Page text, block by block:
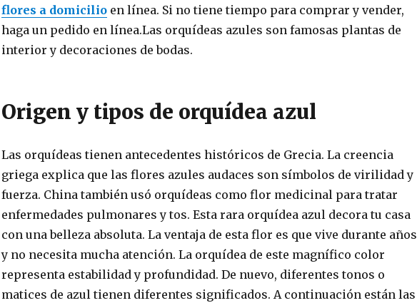
flores a domicilioen línea. Si no tiene tiempo para comprar y vender,
haga un pedido en línea.Las orquídeas azules son famosas plantas de
interior y decoraciones de bodas.
Origen y tipos de orquídea azul
Las orquídeas tienen antecedentes históricos de Grecia. La creencia
griega explica que las flores azules audaces son símbolos de virilidad y
fuerza. China también usó orquídeas como flor medicinal para tratar
enfermedades pulmonares y tos. Esta rara orquídea azul decora tu casa
con una belleza absoluta. La ventaja de esta flor es que vive durante años
y no necesita mucha atención. La orquídea de este magnífico color
representa estabilidad y profundidad. De nuevo, diferentes tonos o
matices de azul tienen diferentes significados. A continuación están las